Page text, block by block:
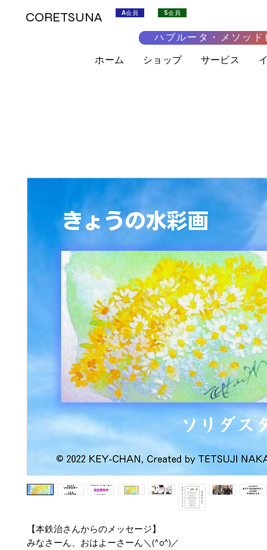
CORETSUNA A会員 S会員
ハブルータ・メソッド
ホーム ショップ サービス
【本鉄治さんからのメッセージ】
みなさーん、おはよーさーん＼(^o^)／